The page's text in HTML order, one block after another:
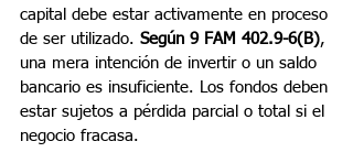
capital debe estar activamente en proceso
de ser utilizado. Según 9 FAM 402.9-6(B),
una mera intención de invertir o un saldo
bancario es insuficiente. Los fondos deben
estar sujetos a pérdida parcial o total si el
negocio fracasa.